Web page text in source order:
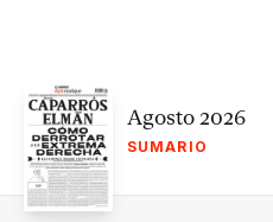
Agosto 2026
SUMARIO